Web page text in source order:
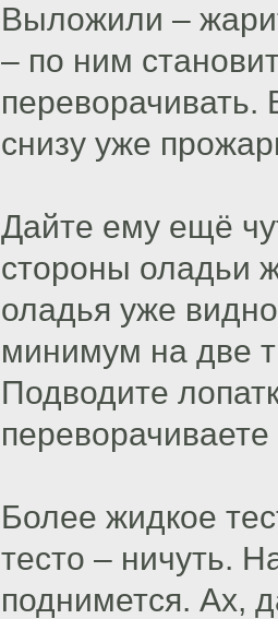
Выложили –
– по ним
переворачивать.
снизу уже
Дайте ему ещё
стороны оладьи
оладья уже
минимум на две
Подводите
Более жидкое
тесто – ничуть.
поднимется. Ах,